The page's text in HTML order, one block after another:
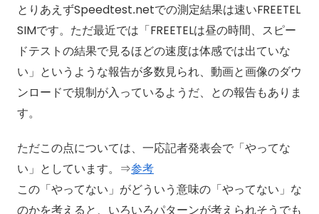
とりあえずSpeedtest.netでの測定結果は速いFREETEL
SIMです。ただ最近では「FREETELは昼の時間、スピー
ドテストの結果で見るほどの速度は体感では出ていな
い」というような報告が多数見られ、動画と画像のダウ
ンロードで規制が入っているようだ、との報告もありま
す。
ただこの点については、一応記者発表会で「やってな
い」としています。⇒参考
この「やってない」がどういう意味の「やってない」な
のかを考えると、いろいろパターンが考えられそうでも